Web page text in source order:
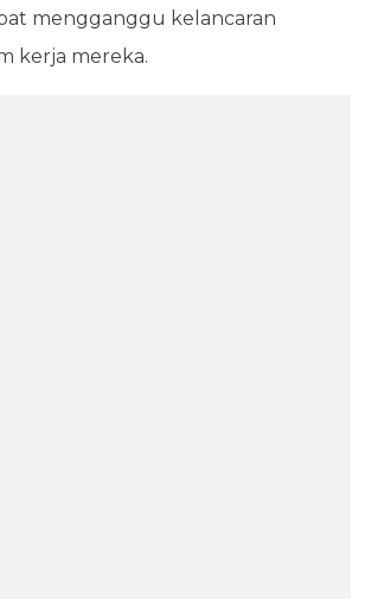
mengganggu kelancaran
kerja mereka.